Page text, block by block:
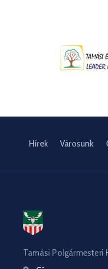
Hírek Városunk
Tamási Polgármesteri